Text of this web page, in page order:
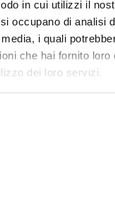
in cui utilizzi il
occupano di analisi
i quali
che hai fornito loro
dei loro servizi.
NEWS